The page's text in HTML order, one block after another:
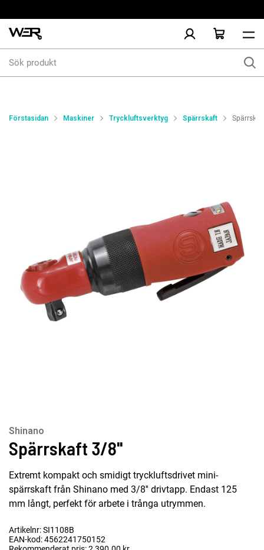
produkt
Förstasidan Maskiner Tryckluftsverktyg Spärrskaft
Shinano
Spärrskaft 3/8''
Extremt kompakt och smidigt tryckluftsdrivet mini-
spärrskaft från Shinano med 3/8'' drivtapp. Endast 125
mm långt, perfekt för arbete i trånga utrymmen.
Artikelnr: SI1108B
EAN-kod: 4562241750152